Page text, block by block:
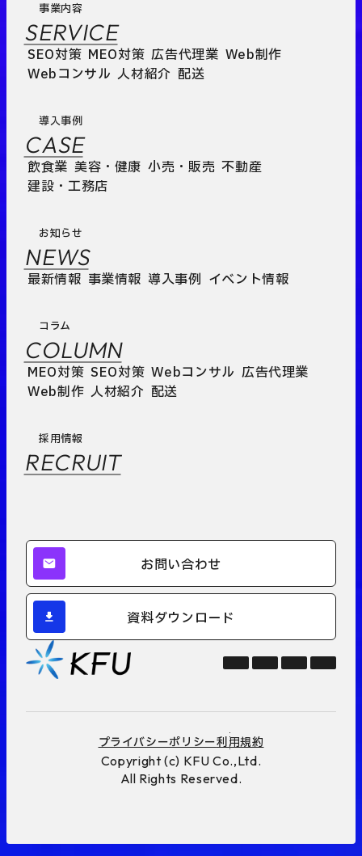
事業内容
SERVICE
SEO対策 MEO対策 広告代理業 Web制作
Webコンサル 人材紹介 配送
導入事例
CASE
飲食業 美容・健康 小売・販売 不動産
建設・工務店
お知らせ
NEWS
最新情報 事業情報 導入事例 イベント情報
コラム
COLUMN
MEO対策 SEO対策 Webコンサル 広告代理業
Web制作 人材紹介 配送
採用情報
RECRUIT
お問い合わせ
資料ダウンロード
Copyright (c) KFU Co.,Ltd.
All Rights Reserved.
プライバシーポリシー利用規約